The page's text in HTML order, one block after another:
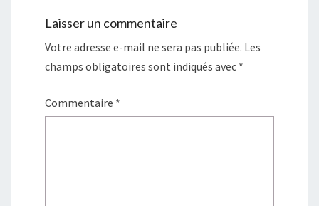
Laisser un commentaire
Votre adresse e-mail ne sera pas publiée. Les
champs obligatoires sont indiqués avec *
Commentaire *